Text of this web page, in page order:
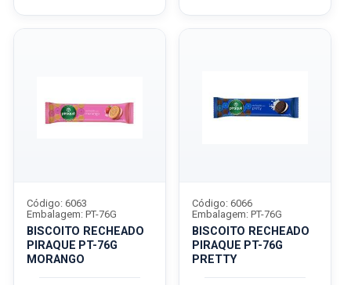
BISCOITO RECHEADO
PIRAQUE PT-76G
MORANGO
Código: 6063
Embalagem: PT-76G
BISCOITO RECHEADO
PIRAQUE PT-76G
PRETTY
Código: 6066
Embalagem: PT-76G